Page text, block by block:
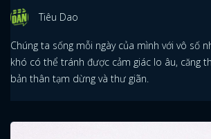
Tiêu Dao
Chúng ta sống mỗi ngày của mình với vô số
khó có thể tránh được cảm giác lo âu, căng
bản thân tạm dừng và thư giãn.